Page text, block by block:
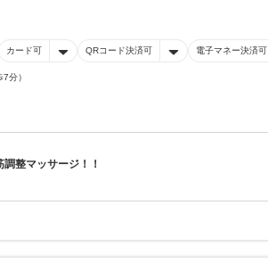
カード可 QRコード決済可 電子マネー決済可
分）
整マッサージ！！